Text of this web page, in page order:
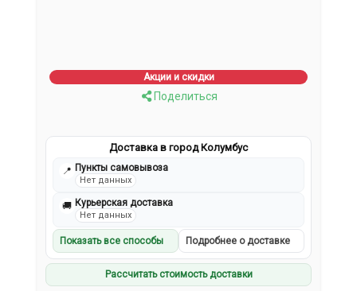
Акции и скидки
Поделиться
Доставка в город Колумбус
📍 Пункты самовывоза
Нет данных
🚚 Курьерская доставка
Нет данных
Показать все способы Подробнее о доставке
Рассчитать стоимость доставки